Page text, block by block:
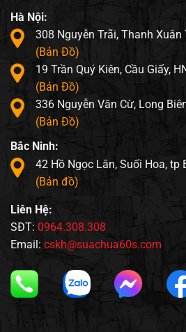
Hà Nội:
308 Nguyễn Trãi, Thanh Xuân
(Bản Đồ)
19 Trần Quý Kiên, Cầu Giấy,
(Bản Đồ)
336 Nguyễn Văn Cừ, Long
(Bản Đồ)
Bắc Ninh:
42 Hồ Ngọc Lân, Suối Hoa, tp
(Bản đồ)
Liên Hệ:
SĐT: 0964.308.308
Email: cskh@suachua60s.com